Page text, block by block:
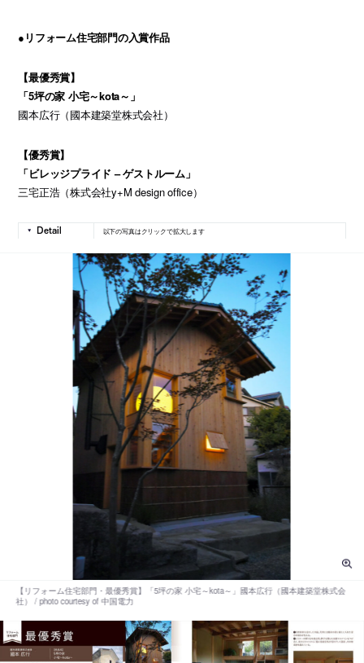
●リフォーム住宅部門の入賞作品
【最優秀賞】
「5坪の家 小宅～kota～」
國本広行（國本建築堂株式会社）
【優秀賞】
「ビレッジプライド – ゲストルーム」
三宅正浩（株式会社y+M design office）
以下の写真はクリックで拡大します